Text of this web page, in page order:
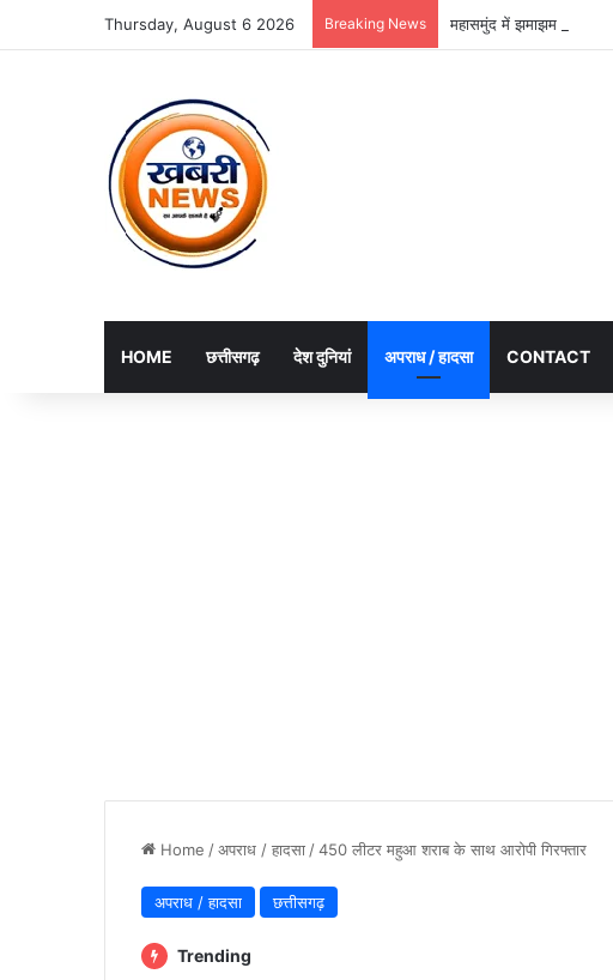
Thursday, August 6 2026 Breaking News महासमुंद में झमाझम बारिश,
HOME छत्तीसगढ़ देश दुनियां अपराध / हादसा CONTACT
Home /अपराध / हादसा /450 लीटर महुआ शराब के साथ आरोपी गिरफ्तार
अपराध / हादसा छत्तीसगढ़
Trending